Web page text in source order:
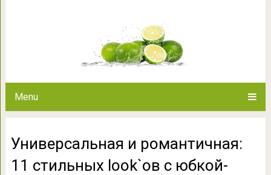
Menu
Универсальная и романтичная:
11 стильных look`ов с юбкой-